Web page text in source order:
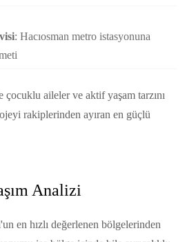
: Hacıosman metro istasyonuna
aileler ve aktif yaşam tarzını
rakiplerinden ayıran en güçlü
Analizi
en hızlı değerlenen bölgelerinden